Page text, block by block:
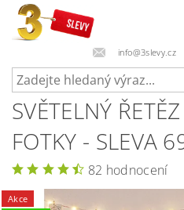
info@3slevy.cz
SVĚTELNÝ
FOTKY - SLEVA
82 hodnocení
Akce